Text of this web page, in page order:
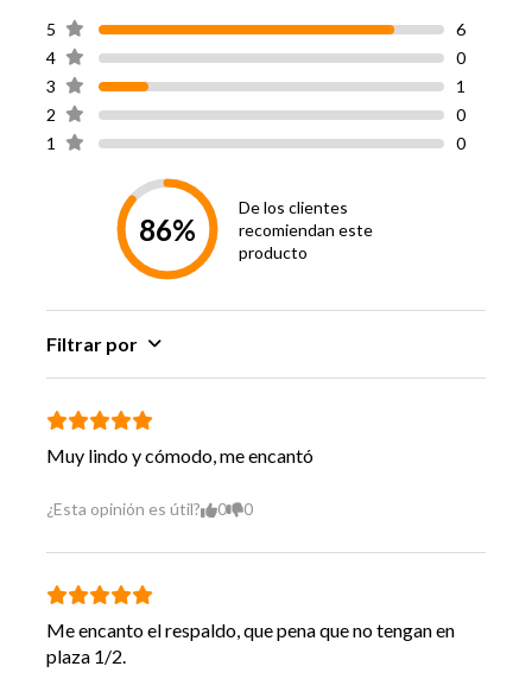
1 0
2 0
3 1
4 0
5 6
86%
De los clientes
recomiendan este
producto
Filtrar por
Muy lindo y cómodo, me encantó
¿Esta opinión es útil? 0 0
Me encanto el respaldo, que pena que no tengan en
plaza 1/2.